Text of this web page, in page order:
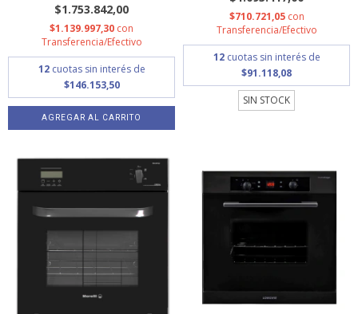
$1.753.842,00
$1.139.997,30 con
Transferencia/Efectivo
12 cuotas sin interés de
$146.153,50
$710.721,05 con
Transferencia/Efectivo
12 cuotas sin interés de
$91.118,08
SIN STOCK